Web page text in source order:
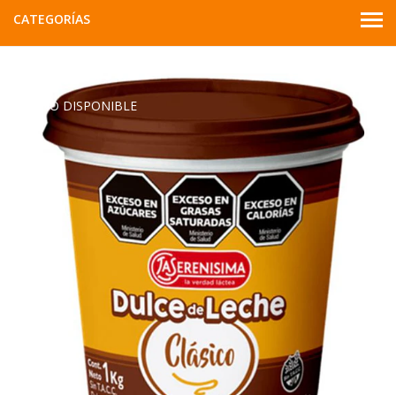
CATEGORÍAS
NO DISPONIBLE